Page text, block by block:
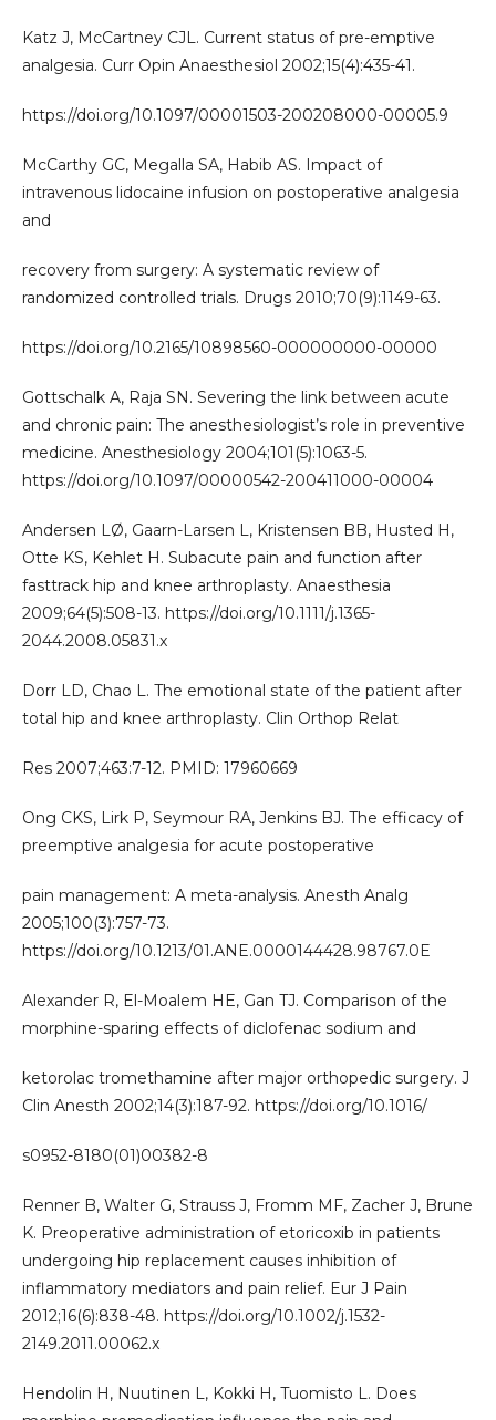
Katz J, McCartney CJL. Current status of pre-emptive
analgesia. Curr Opin Anaesthesiol 2002;15(4):435-41.
https://doi.org/10.1097/00001503-200208000-00005.9
McCarthy GC, Megalla SA, Habib AS. Impact of
intravenous lidocaine infusion on postoperative analgesia
and
recovery from surgery: A systematic review of
randomized controlled trials. Drugs 2010;70(9):1149-63.
https://doi.org/10.2165/10898560-000000000-00000
Gottschalk A, Raja SN. Severing the link between acute
and chronic pain: The anesthesiologist’s role in preventive
medicine. Anesthesiology 2004;101(5):1063-5.
https://doi.org/10.1097/00000542-200411000-00004
Andersen LØ, Gaarn-Larsen L, Kristensen BB, Husted H,
Otte KS, Kehlet H. Subacute pain and function after
fasttrack hip and knee arthroplasty. Anaesthesia
2009;64(5):508-13. https://doi.org/10.1111/j.1365-
2044.2008.05831.x
Dorr LD, Chao L. The emotional state of the patient after
total hip and knee arthroplasty. Clin Orthop Relat
Res 2007;463:7-12. PMID: 17960669
Ong CKS, Lirk P, Seymour RA, Jenkins BJ. The efficacy of
preemptive analgesia for acute postoperative
pain management: A meta-analysis. Anesth Analg
2005;100(3):757-73.
https://doi.org/10.1213/01.ANE.0000144428.98767.0E
Alexander R, El-Moalem HE, Gan TJ. Comparison of the
morphine-sparing effects of diclofenac sodium and
ketorolac tromethamine after major orthopedic surgery. J
Clin Anesth 2002;14(3):187-92. https://doi.org/10.1016/
s0952-8180(01)00382-8
Renner B, Walter G, Strauss J, Fromm MF, Zacher J, Brune
K. Preoperative administration of etoricoxib in patients
undergoing hip replacement causes inhibition of
inflammatory mediators and pain relief. Eur J Pain
2012;16(6):838-48. https://doi.org/10.1002/j.1532-
2149.2011.00062.x
Hendolin H, Nuutinen L, Kokki H, Tuomisto L. Does